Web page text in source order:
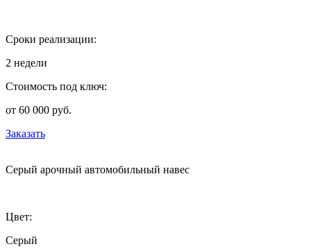
Сроки реализации:
2 недели
Стоимость под ключ:
от 60 000 руб.
Заказать
Серый арочный автомобильный навес
Цвет:
Серый